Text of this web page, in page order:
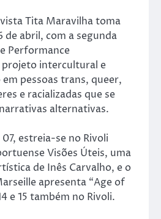
Tita Maravilha toma
de abril, com a segunda
Performance
projeto intercultural e
pessoas trans, queer,
e racializadas que se
alternativas.
estreia-se no Rivoli
Visões Úteis, uma
de Inês Carvalho, e o
apresenta “Age of
e 15 também no Rivoli.